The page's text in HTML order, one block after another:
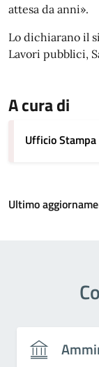
attesa da anni».
Lo dichiarano il
Lavori pubblici,
A cura di
Ufficio Stampa
Ultimo